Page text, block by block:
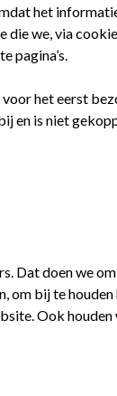
het
we, via
pagina’s.
het eerst
en is niet
Dat doen we
om bij te
Ook